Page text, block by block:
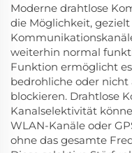
Moderne drahtlose
die Möglichkeit,
weiterhin normal
Funktion ermöglicht
bedrohliche oder
blockieren. Drahtlose
Kanalselektivität
WLAN-Kanäle oder
ohne das gesamte